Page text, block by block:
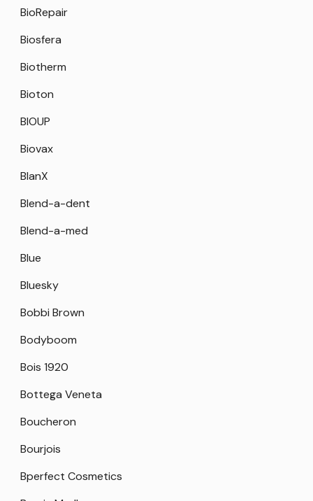
BioRepair
Biosfera
Biotherm
Bioton
BIOUP
Biovax
BlanX
Blend-a-dent
Blend-a-med
Blue
Bluesky
Bobbi Brown
Bodyboom
Bois 1920
Bottega Veneta
Boucheron
Bourjois
Bperfect Cosmetics